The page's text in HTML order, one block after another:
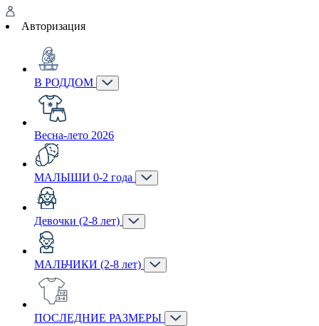
Авторизация
В РОДДОМ
Весна-лето 2026
МАЛЫШИ 0-2 года
Девочки (2-8 лет)
МАЛЬЧИКИ (2-8 лет)
ПОСЛЕДНИЕ РАЗМЕРЫ